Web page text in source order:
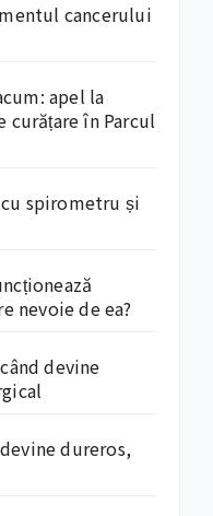
cancerului
apel la
în Parcul
spirometru și
nevoie de ea?
devine
dureros,